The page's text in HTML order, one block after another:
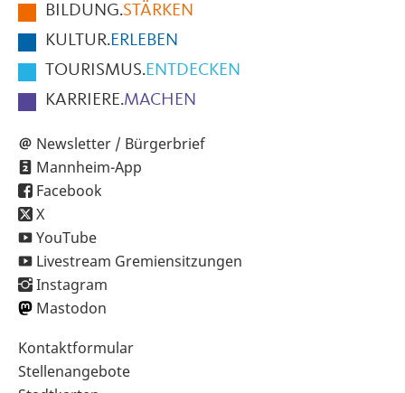
SeiteBILDUNG.STÄRKEN
KULTUR.ERLEBEN
TOURISMUS.ENTDECKEN
KARRIERE.MACHEN
Newsletter / Bürgerbrief
Mannheim-App
Facebook
X
YouTube
Livestream Gremiensitzungen
Instagram
Mastodon
Sekundärnavigation
im
Kontaktformular
Stellenangebote